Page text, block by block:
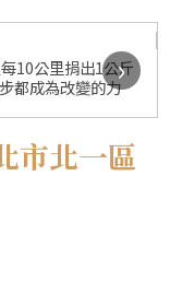
10公里捐出1公斤
都成為改變的力›
市北一區